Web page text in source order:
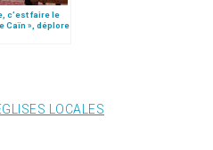
c’est faire le
Caïn », déplore
LOCALES